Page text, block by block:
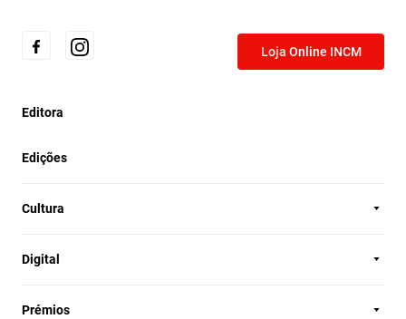
Loja Online INCM
Editora
Edições
Cultura
Digital
Prémios